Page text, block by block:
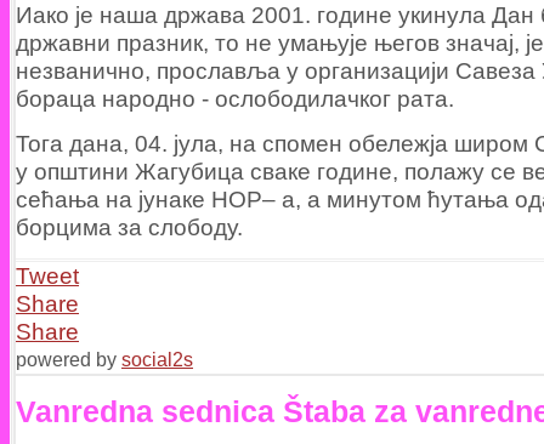
Иако је наша држава 2001. године укинула Дан
државни празник, то не умањује његов значај,
незванично, прославља у организацији
бораца народно - ослободилачког рата.
Тога дана, 04. јула, на спомен обележја широм
у општини Жагубица сваке године, полажу се
сећања на јунаке НОР– а, а минутом ћутања
борцима за слободу.
Tweet
Share
Share
powered by social2s
Vanredna sednica Štaba za